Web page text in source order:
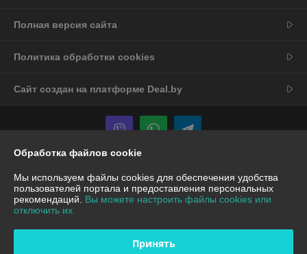
Полная версия сайта
Политика обработки cookies
Сайт создан на платформе Deal.by
Информация для покупателя
Юридическое лицо:ООО "Вокруг техники"
ул.Лазо 16, помещение 10, 220102, г.Минск,
Регистрационный номер ЕГР: 193138994
Обработка файлов cookie
Мы используем файлы cookies для обеспечения удобства
пользователей портала и предоставления персональных
рекомендаций. Вы можете настроить файлы cookies или
отключить их.
Принять